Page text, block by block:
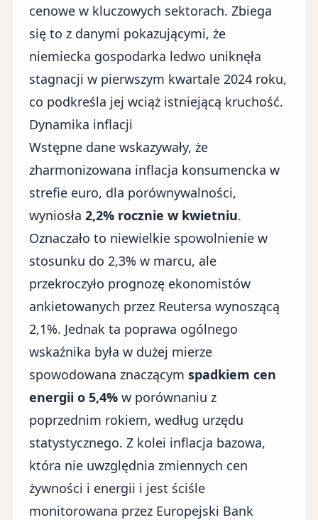
cenowe w kluczowych sektorach. Zbiega
się to z danymi pokazującymi, że
niemiecka gospodarka ledwo uniknęła
stagnacji w pierwszym kwartale 2024 roku,
co podkreśla jej wciąż istniejącą kruchość.
Dynamika inflacji
Wstępne dane wskazywały, że
zharmonizowana inflacja konsumencka w
strefie euro, dla porównywalności,
wyniosła 2,2% rocznie w kwietniu.
Oznaczało to niewielkie spowolnienie w
stosunku do 2,3% w marcu, ale
przekroczyło prognozę ekonomistów
ankietowanych przez Reutersa wynoszącą
2,1%. Jednak ta poprawa ogólnego
wskaźnika była w dużej mierze
spowodowana znaczącym spadkiem cen
energii o 5,4% w porównaniu z
poprzednim rokiem, według urzędu
statystycznego. Z kolei inflacja bazowa,
która nie uwzględnia zmiennych cen
żywności i energii i jest ściśle
monitorowana przez Europejski Bank